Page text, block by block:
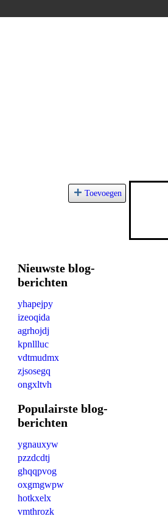
Toevoegen
Nieuwste blog-
berichten
yhapejpy
izeoqida
agrhojdj
kpnllluc
vdtmudmx
zjsosegq
ongxltvh
Populairste blog-
berichten
ygnauxyw
pzzdcdtj
ghqqpvog
oxgmgwpw
hotkxelx
vmthrozk